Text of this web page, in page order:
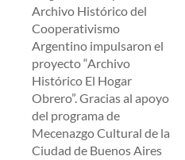
Archivo Histórico del
Cooperativismo
Argentino impulsaron el
proyecto “Archivo
Histórico El Hogar
Obrero”. Gracias al apoyo
del programa de
Mecenazgo Cultural de la
Ciudad de Buenos Aires